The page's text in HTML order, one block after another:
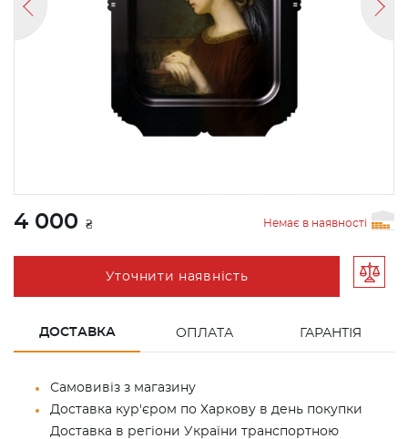
4 000 ₴ Немає в наявності
Уточнити наявність
ДОСТАВКА ОПЛАТА ГАРАНТІЯ
Самовивіз з магазину
Доставка кур'єром по Харкову в день покупки
Доставка в регіони України транспортною